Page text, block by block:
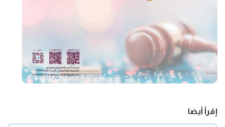
إقرأ أيضا